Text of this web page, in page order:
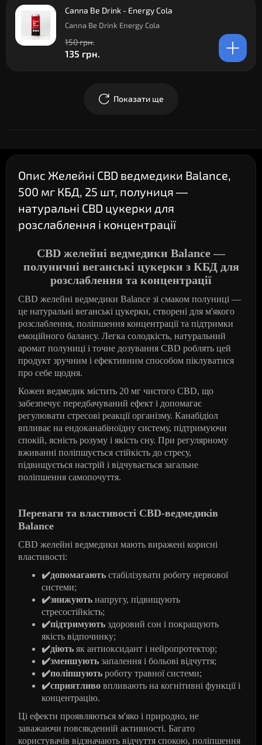
Canna Be Drink - Energy Cola
Canna Be Drink Energy Cola
150 грн.
135 грн.
Показати ще
Опис Желейні CBD ведмедики Balance,
500 мг КБД, 25 шт, полуниця —
натуральні CBD цукерки для
розслаблення і концентрації
CBD желейні ведмедики Balance —
полуничні веганські цукерки з КБД для
розслаблення та концентрації
CBD желейні ведмедики Balance зі смаком полуниці —
це натуральні веганські цукерки, створені для м'якого
розслаблення, поліпшення концентрації та підтримки
емоційного балансу. Легка солодкість, натуральний
аромат полуниці і точне дозування CBD роблять цей
продукт зручним і ефективним способом піклуватися
про себе щодня.
Кожен ведмедик містить 20 мг чистого CBD, що
забезпечує передбачуваний ефект і допомагає
регулювати стресові реакції організму. Канабідіол
впливає на ендоканабіноїдну систему, підтримуючи
спокій, ясність розуму і якість сну. При регулярному
вживанні поліпшується стійкість до стресу,
підвищується настрій і відчувається загальне
поліпшення самопочуття.
Переваги та властивості CBD-ведмедиків
Balance
CBD желейні ведмедики мають виражені корисні
властивості:
✔️допомагають стабілізувати роботу нервової
системи;
✔️знижують напругу, підвищують
стресостійкість;
✔️підтримують здоровий сон і покращують
якість відпочинку;
✔️діють як антиоксидант і нейропротектор;
✔️зменшують запалення і больові відчуття;
✔️поліпшують роботу травної системи;
✔️сприятливо впливають на когнітивні функції і
концентрацію.
Ці ефекти проявляються м'яко і природно, не
заважаючи повсякденній активності. Багато
користувачів відзначають відчуття спокою, поліпшення